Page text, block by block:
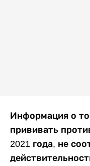
Информация о
прививать
2021 года, не